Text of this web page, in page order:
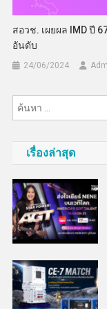
สอวช. เผยผล IMD ปี
อันดับ
24/06/2024
เรื่องล่าสุด